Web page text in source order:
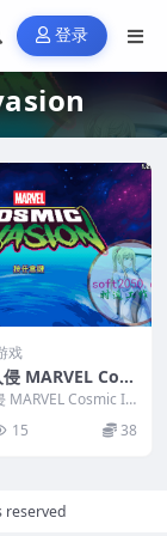
登录
戏
MARVEL Cos
MAC游戏 苹
适配苹果OS系统
MARVEL Cosmic In
15 38